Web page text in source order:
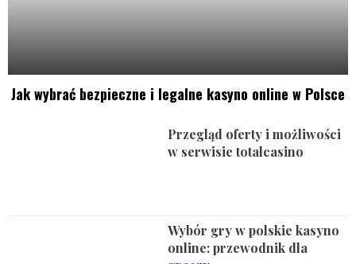
Jak wybrać bezpieczne i legalne kasyno online w Polsce
Przegląd oferty i możliwości
w serwisie totalcasino
Wybór gry w polskie kasyno
online: przewodnik dla